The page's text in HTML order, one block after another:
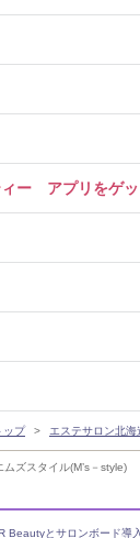
ムズスタイル(M’s－style)
ー アプリをゲッ
ップ エステサロン北海
Beautyとサロンボード導